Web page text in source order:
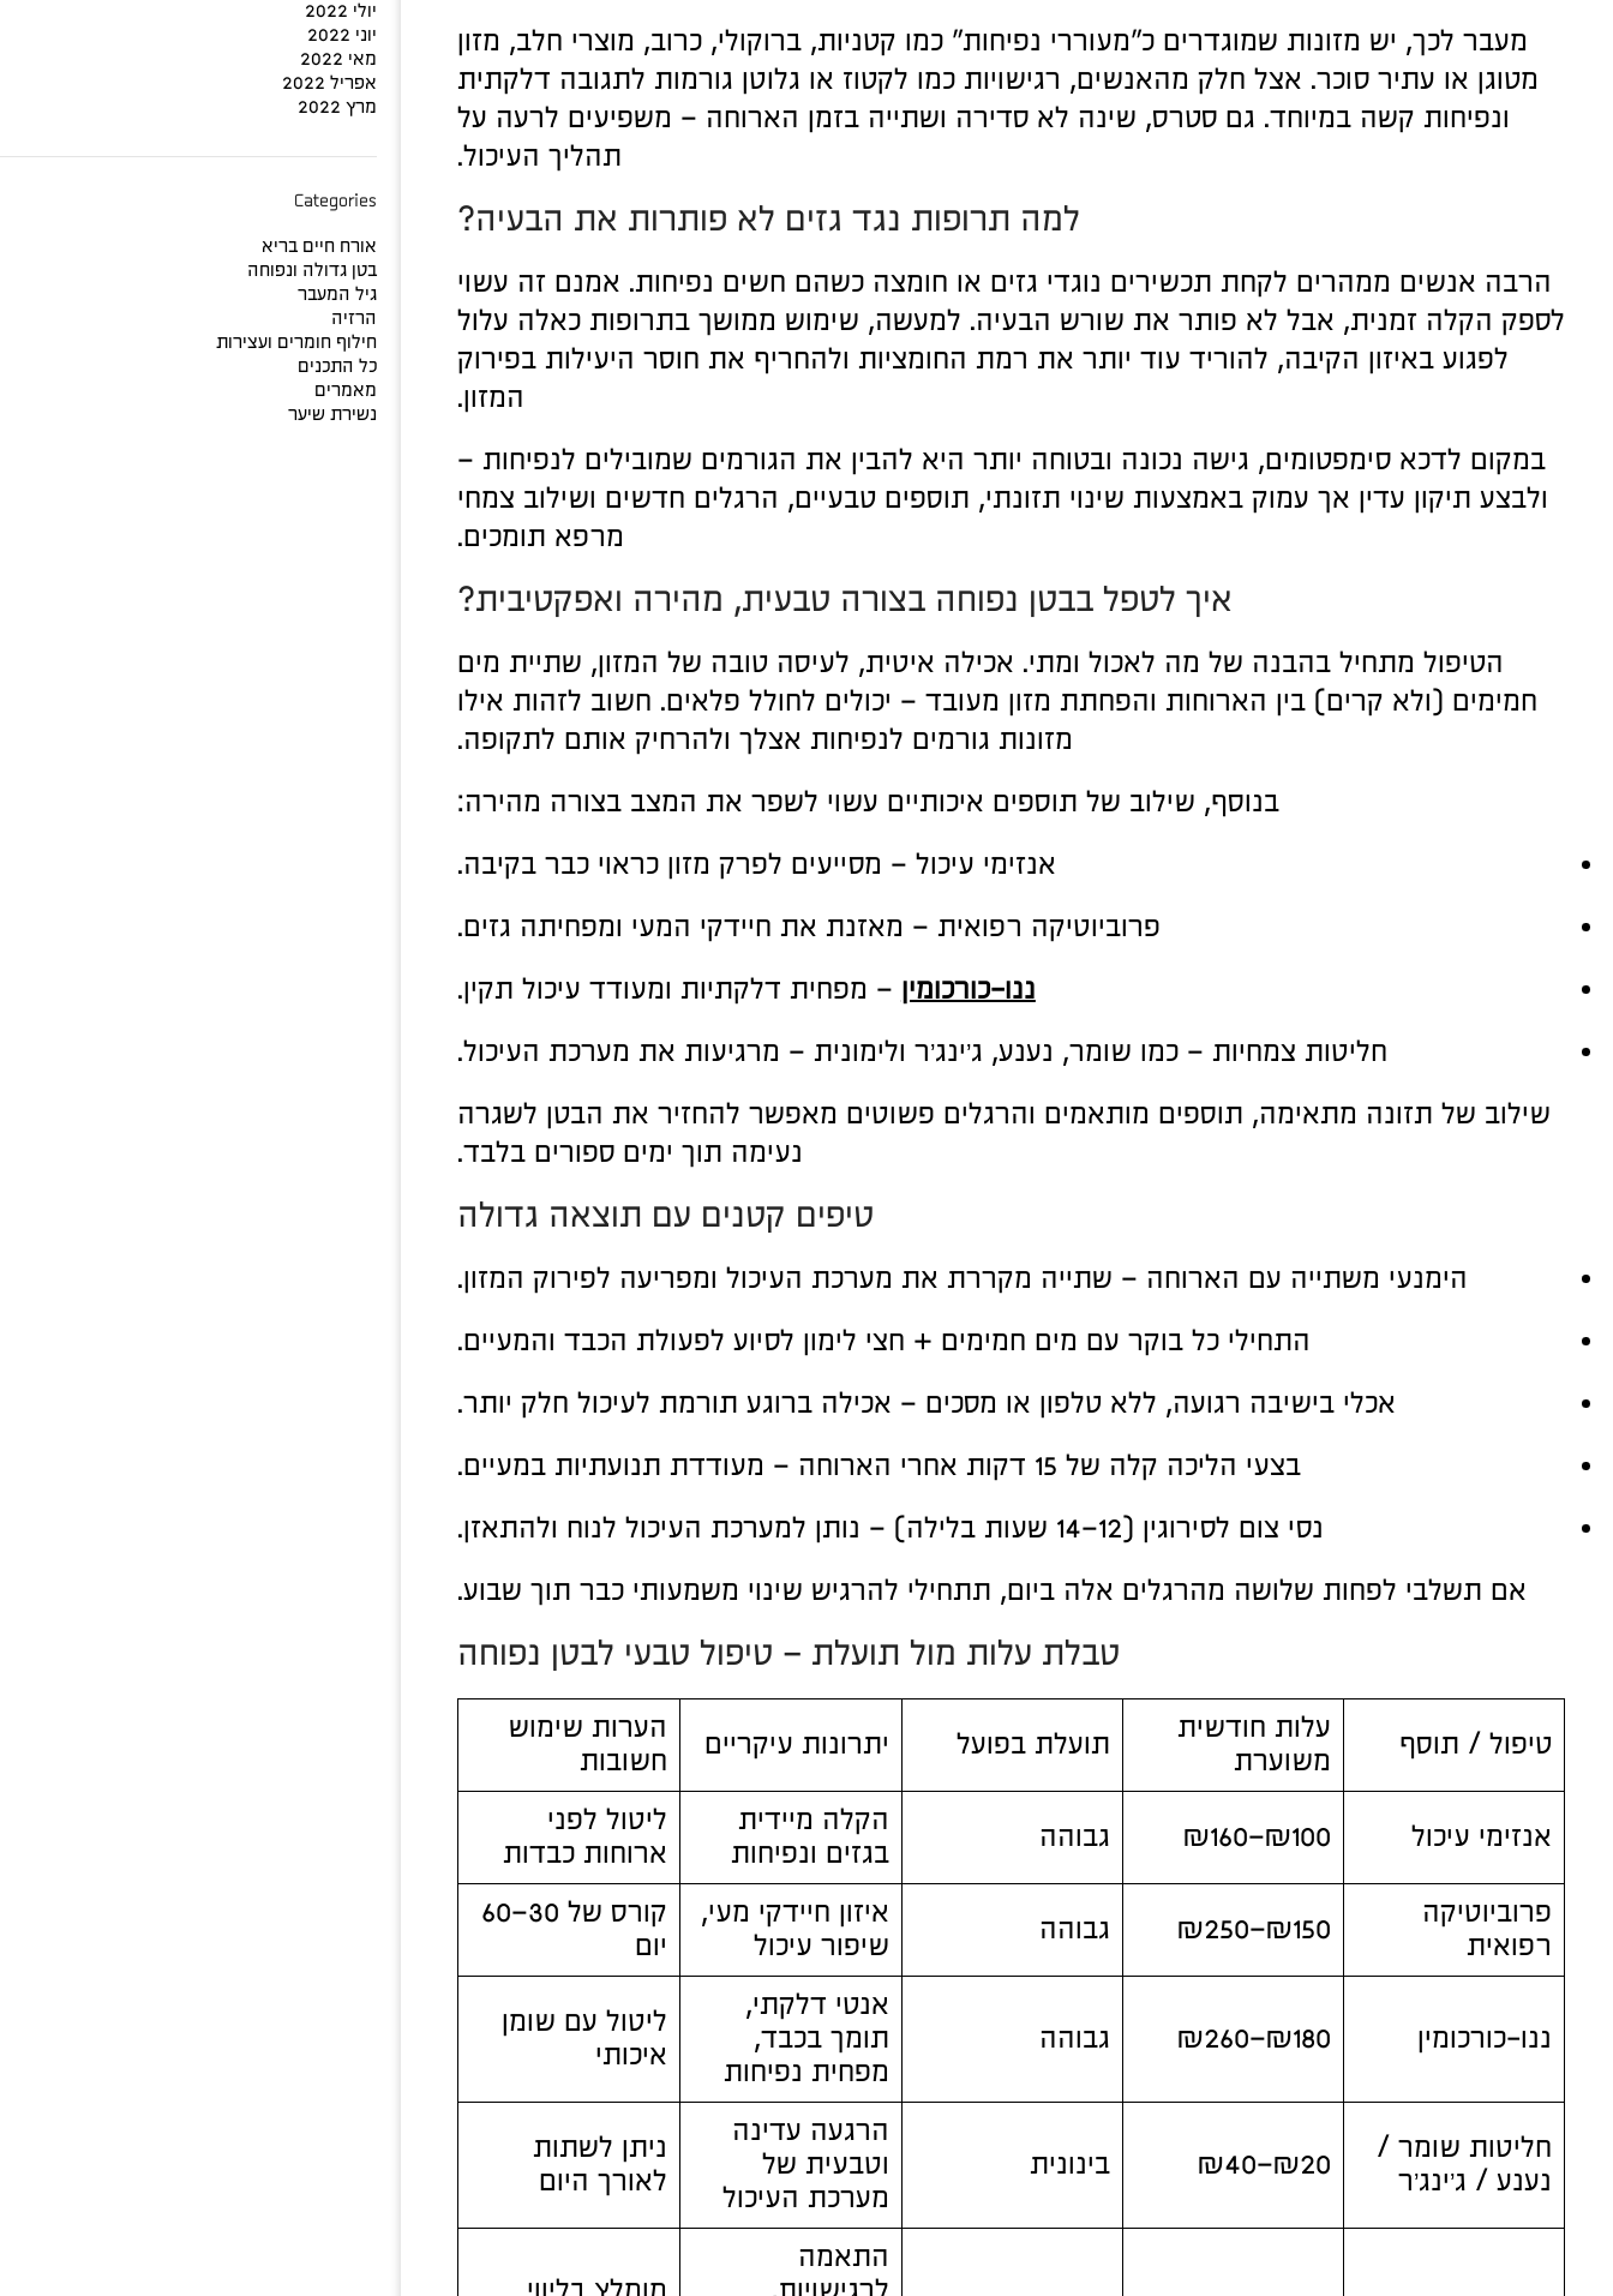
מעבר לכך, יש מזונות שמוגדרים כ"מעוררי נפיחות" כמו קטניות, ברוקולי, כרוב, מוצרי חלב, מזון
מטוגן או עתיר סוכר. אצל חלק מהאנשים, רגישויות כמו לקטוז או גלוטן גורמות לתגובה דלקתית
ונפיחות קשה במיוחד. גם סטרס, שינה לא סדירה ושתייה בזמן הארוחה – משפיעים לרעה על
תהליך העיכול.
למה תרופות נגד גזים לא פותרות את הבעיה?
הרבה אנשים ממהרים לקחת תכשירים נוגדי גזים או חומצה כשהם חשים נפיחות. אמנם זה עשוי
לספק הקלה זמנית, אבל לא פותר את שורש הבעיה. למעשה, שימוש ממושך בתרופות כאלה עלול
לפגוע באיזון הקיבה, להוריד עוד יותר את רמת החומציות ולהחריף את חוסר היעילות בפירוק
המזון.
במקום לדכא סימפטומים, גישה נכונה ובטוחה יותר היא להבין את הגורמים שמובילים לנפיחות –
ולבצע תיקון עדין אך עמוק באמצעות שינוי תזונתי, תוספים טבעיים, הרגלים חדשים ושילוב צמחי
מרפא תומכים.
איך לטפל בבטן נפוחה בצורה טבעית, מהירה ואפקטיבית?
הטיפול מתחיל בהבנה של מה לאכול ומתי. אכילה איטית, לעיסה טובה של המזון, שתיית מים
חמימים (ולא קרים) בין הארוחות והפחתת מזון מעובד – יכולים לחולל פלאים. חשוב לזהות אילו
מזונות גורמים לנפיחות אצלך ולהרחיק אותם לתקופה.
בנוסף, שילוב של תוספים איכותיים עשוי לשפר את המצב בצורה מהירה:
אנזימי עיכול – מסייעים לפרק מזון כראוי כבר בקיבה.
פרוביוטיקה רפואית – מאזנת את חיידקי המעי ומפחיתה גזים.
ננו-כורכומין – מפחית דלקתיות ומעודד עיכול תקין.
חליטות צמחיות – כמו שומר, נענע, ג’ינג’ר ולימונית – מרגיעות את מערכת העיכול.
שילוב של תזונה מתאימה, תוספים מותאמים והרגלים פשוטים מאפשר להחזיר את הבטן לשגרה
נעימה תוך ימים ספורים בלבד.
טיפים קטנים עם תוצאה גדולה
הימנעי משתייה עם הארוחה – שתייה מקררת את מערכת העיכול ומפריעה לפירוק המזון.
התחילי כל בוקר עם מים חמימים + חצי לימון לסיוע לפעולת הכבד והמעיים.
אכלי בישיבה רגועה, ללא טלפון או מסכים – אכילה ברוגע תורמת לעיכול חלק יותר.
בצעי הליכה קלה של 15 דקות אחרי הארוחה – מעודדת תנועתיות במעיים.
נסי צום לסירוגין (12–14 שעות בלילה) – נותן למערכת העיכול לנוח ולהתאזן.
אם תשלבי לפחות שלושה מהרגלים אלה ביום, תתחילי להרגיש שינוי משמעותי כבר תוך שבוע.
טבלת עלות מול תועלת – טיפול טבעי לבטן נפוחה
טיפול / תוסף
עלות חודשית
משוערת
תועלת בפועל יתרונות עיקריים
הערות שימוש
חשובות
אנזימי עיכול ₪100–₪160 גבוהה
הקלה מיידית
בגזים ונפיחות
ליטול לפני
ארוחות כבדות
פרוביוטיקה
רפואית
₪150–₪250 גבוהה
איזון חיידקי מעי,
שיפור עיכול
קורס של 30–60
יום
ננו-כורכומין ₪180–₪260 גבוהה
אנטי דלקתי,
תומך בכבד,
מפחית נפיחות
ליטול עם שומן
איכותי
חליטות שומר /
נענע / ג’ינג’ר
₪20–₪40 בינונית
הרגעה עדינה
וטבעית של
מערכת העיכול
ניתן לשתות
לאורך היום
התאמה
יולי 2022
יוני 2022
מאי 2022
אפריל 2022
מרץ 2022
Categories
אורח חיים בריא
בטן גדולה ונפוחה
גיל המעבר
הרזיה
חילוף חומרים ועצירות
כל התכנים
מאמרים
נשירת שיער